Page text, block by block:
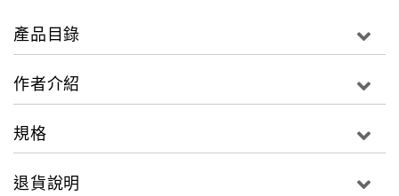
2016年春，奇幻生態作家伍薰，繼《海穹英雌傳》系列
後，
請一同乘著想像的羽翼，如風一般追尋不羈的自由與天
透過八篇獨立短篇、以及旅鴿貫穿所有短篇的旅途
產品目錄
作者介紹
規格
退貨說明